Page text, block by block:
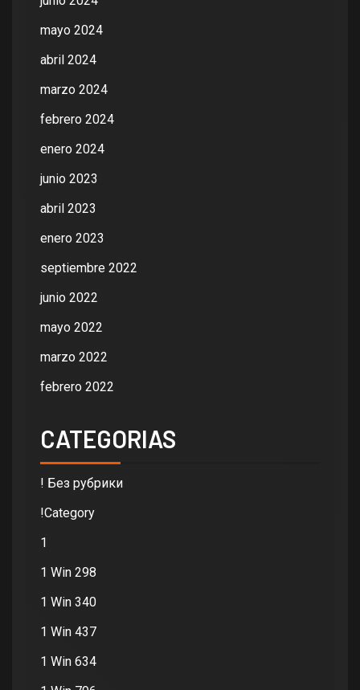
mayo 2024
abril 2024
marzo 2024
febrero 2024
enero 2024
junio 2023
abril 2023
enero 2023
septiembre 2022
junio 2022
mayo 2022
marzo 2022
febrero 2022
CATEGORIAS
! Без рубрики
!Category
1
1 Win 298
1 Win 340
1 Win 437
1 Win 634